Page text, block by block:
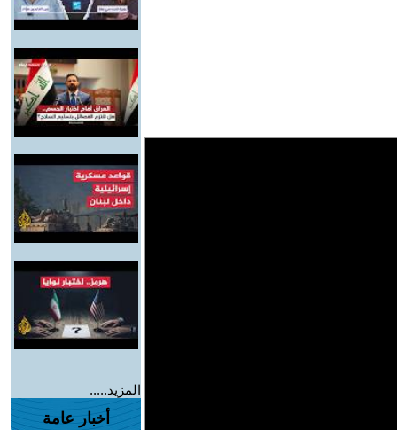
المزيد.....
أخبار عامة